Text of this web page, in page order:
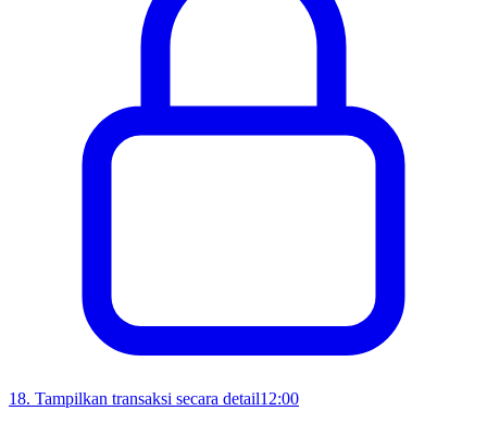
18. Tampilkan transaksi secara detail12:00